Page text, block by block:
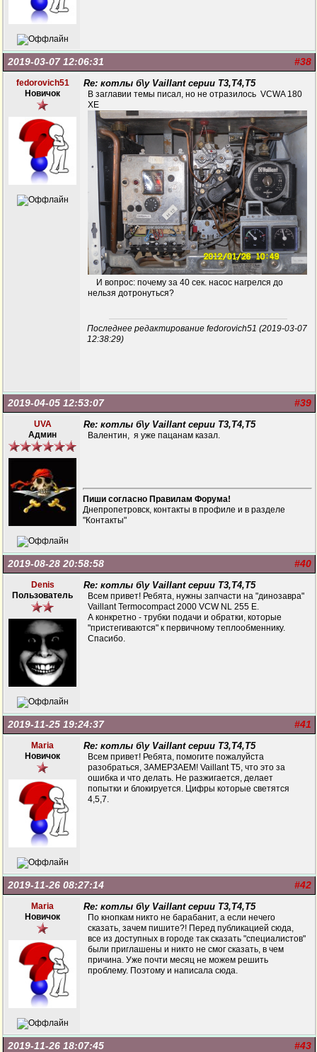
#38
2019-03-07 12:06:31
fedorovich51
Новичок
Re: котлы б\у Vaillant серии Т3,Т4,Т5
В заглавии темы писал, но не отразилось VCWA 180
XE
И вопрос: почему за 40 сек. насос нагрелся до
нельзя дотронуться?
Последнее редактирование fedorovich51 (2019-03-07
12:38:29)
#39
2019-04-05 12:53:07
UVA
Админ
Re: котлы б\у Vaillant серии Т3,Т4,Т5
Валентин, я уже пацанам казал.
Пиши согласно Правилам Форума!
Днепропетровск, контакты в профиле и в разделе
"Контакты"
#40
2019-08-28 20:58:58
Denis
Пользователь
Re: котлы б\у Vaillant серии Т3,Т4,Т5
Всем привет! Ребята, нужны запчасти на "динозавра"
Vaillant Termocompact 2000 VCW NL 255 E.
А конкретно - трубки подачи и обратки, которые
"пристегиваются" к первичному теплообменнику.
Спасибо.
#41
2019-11-25 19:24:37
Maria
Новичок
Re: котлы б\у Vaillant серии Т3,Т4,Т5
Всем привет! Ребята, помогите пожалуйста
разобраться, ЗАМЕРЗАЕМ! Vaillant T5, что это за
ошибка и что делать. Не разжигается, делает
попытки и блокируется. Цифры которые светятся
4,5,7.
#42
2019-11-26 08:27:14
Maria
Новичок
Re: котлы б\у Vaillant серии Т3,Т4,Т5
По кнопкам никто не барабанит, а если нечего
сказать, зачем пишите?! Перед публикацией сюда,
все из доступных в городе так сказать "специалистов"
были приглашены и никто не смог сказать, в чем
причина. Уже почти месяц не можем решить
проблему. Поэтому и написала сюда.
#43
2019-11-26 18:07:45